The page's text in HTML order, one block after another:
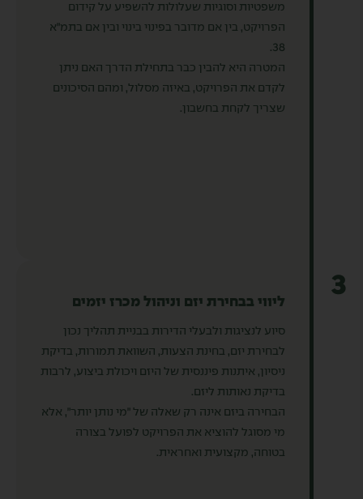
משפטיות וסוגיות שעלולות להשפיע על קידום
הפרויקט, בין אם מדובר בפינוי בינוי ובין אם בתמ״א
38.
המטרה היא להבין כבר בתחילת הדרך האם ניתן
לקדם את הפרויקט, באיזה מסלול, ומהם הסיכונים
שצריך לקחת בחשבון.
3
ליווי בבחירת יזם וניהול מכרז יזמים
סיוע לנציגות ולבעלי הדירות בבניית תהליך נכון
לבחירת יזם, בחינת הצעות, השוואת תמורות, בדיקת
ניסיון, איתנות פיננסית של היזם ויכולת ביצוע, לרבות
בדיקת נאותות ליזם.
הבחירה ביזם אינה רק שאלה של ״מי נותן יותר״, אלא
מי מסוגל להוציא את הפרויקט לפועל בצורה
בטוחה, מקצועית ואחראית.